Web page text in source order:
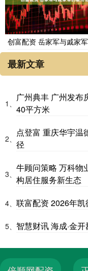
创富配资 岳家军与戚家
最新文章
1、
广州典丰 广州发布
40平方米
2、
点登富 重庆华宇温
径
3、
牛顾问策略 万科物
构居住服务新生态
4、 联富配资 2026年凯
5、 智慧财讯 海成·金